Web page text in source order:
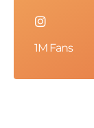
1M Fans